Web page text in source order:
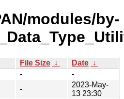
modules/by-
File Size ↓ Date ↓
-
-
-
2023-May-
13 23:30